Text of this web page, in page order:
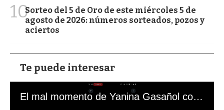
10Sorteo del 5 de Oro de este miércoles 5 de
agosto de 2026: números sorteados, pozos y
aciertos
Te puede interesar
El mal momento de Yanina Gasañol con un hincha argentino en "Subrayado"